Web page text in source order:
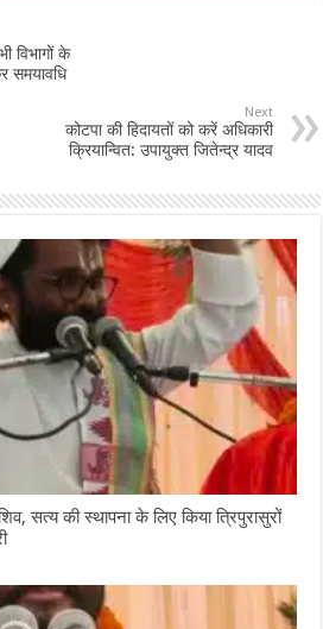
विभागों के
समयावधि
Next
कोटपा की हिदायतों को करें अधिकारी
क्रियान्वित: उपायुक्त जितेन्द्र यादव
सत्य की स्थापना के लिए किया त्रिपुरासुरों